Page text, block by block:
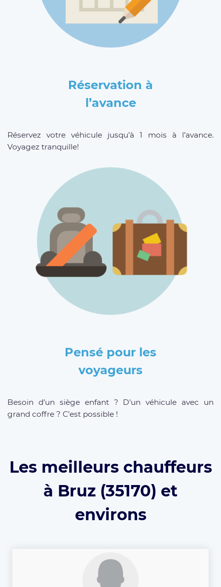
Réservation à
l’avance
Réservez votre véhicule jusqu’à 1 mois à l’avance.
Voyagez tranquille!
Pensé pour les
voyageurs
Besoin d’un siège enfant ? D’un véhicule avec un
grand coffre ? C’est possible !
Les meilleurs chauffeurs
à Bruz (35170) et
environs